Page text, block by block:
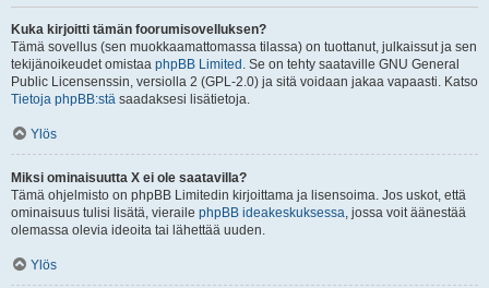
Kuka kirjoitti tämän foorumisovelluksen?
Tämä sovellus (sen muokkaamattomassa tilassa) on tuottanut, julkaissut ja sen
tekijänoikeudet omistaa phpBB Limited . Se on tehty saataville GNU General
Public Licensenssin, versiolla 2 (GPL-2.0) ja sitä voidaan jakaa vapaasti. Katso
Tietoja phpBB:stä saadaksesi lisätietoja.
Ylös
Miksi ominaisuutta X ei ole saatavilla?
Tämä ohjelmisto on phpBB Limitedin kirjoittama ja lisensoima. Jos uskot, että
ominaisuus tulisi lisätä, vieraile phpBB ideakeskuksessa, jossa voit äänestää
olemassa olevia ideoita tai lähettää uuden.
Ylös